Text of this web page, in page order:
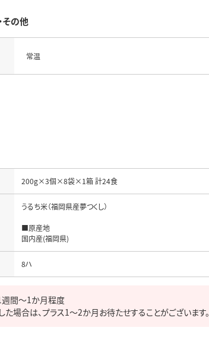
その他
常温
うるち米（福岡県産夢つくし）
■原産地
国内産(福岡県)
間～1か月程度
場合は、プラス1～2か月お待たせすることがございます。